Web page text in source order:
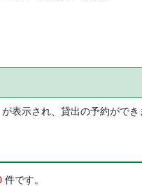
表示され、貸出の予約ができ
件です。